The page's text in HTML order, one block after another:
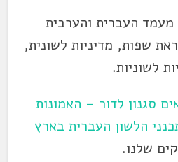
לשוניות.
שלנו.